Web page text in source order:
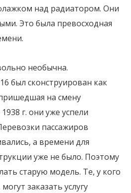
над радиатором. Они
Это была превосходная
необычна.
был сконструирован как
на смену
г. они уже успели
пассажиров
а времени для
уже не было. Поэтому
старую модель. Те, у кого
заказать услугу